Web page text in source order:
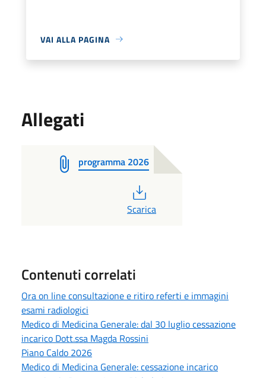
VAI ALLA PAGINA
Allegati
programma 2026
Scarica
Contenuti correlati
Ora on line consultazione e ritiro referti e immagini
esami radiologici
Medico di Medicina Generale: dal 30 luglio cessazione
incarico Dott.ssa Magda Rossini
Piano Caldo 2026
Medico di Medicina Generale: cessazione incarico